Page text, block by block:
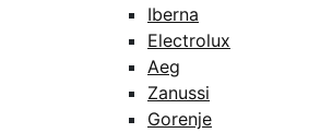
Iberna
Electrolux
Aeg
Zanussi
Gorenje